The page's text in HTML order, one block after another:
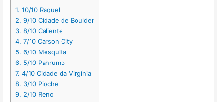
1. 10/10 Raquel
2. 9/10 Cidade de Boulder
3. 8/10 Caliente
4. 7/10 Carson City
5. 6/10 Mesquita
6. 5/10 Pahrump
7. 4/10 Cidade da Virgínia
8. 3/10 Pioche
9. 2/10 Reno